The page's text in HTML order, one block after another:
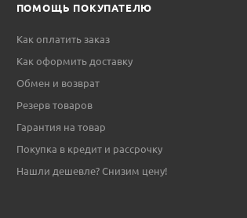
ПОМОЩЬ ПОКУПАТЕЛЮ
Как оплатить заказ
Как оформить доставку
Обмен и возврат
Резерв товаров
Гарантия на товар
Покупка в кредит и рассрочку
Нашли дешевле? Снизим цену!